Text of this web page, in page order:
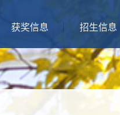
获奖信息 招生信息